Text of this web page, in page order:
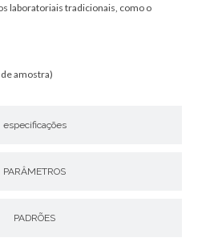
especificações
PARÂMETROS
PADRÕES
laboratoriais tradicionais, como o
de amostra)